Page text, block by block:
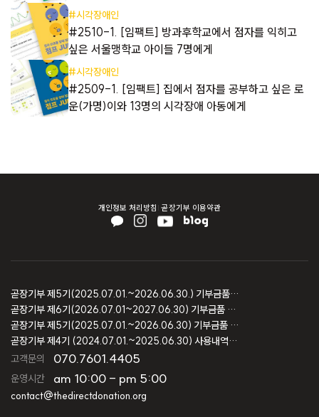
#시각장애인
#2510-1. [임팩트] 방과후학교에서 점자를 익히고
싶은 서울맹학교 아이들 7명에게
#시각장애인
#2509-1. [임팩트] 집에서 점자를 공부하고 싶은 로
운(가명)이와 13명의 시각장애 아동에게
개인정보 처리방침 곧장기부 이용약관
고객문의 070.7601.4405
운영시간 am 10:00 - pm 5:00
contact@thedirectdonation.org
곧장기부 제5기(2025.07.01.~2026.06.30.) 기부금품 모집결과 보고
곧장기부 제6기(2026.07.01~2027.06.30) 기부금품 모집등록 보고
곧장기부 제5기(2025.07.01.~2026.06.30) 기부금품 모집등록 보고
곧장기부 제4기 (2024.07.01.~2025.06.30) 사용내역 및 회계감사 보고